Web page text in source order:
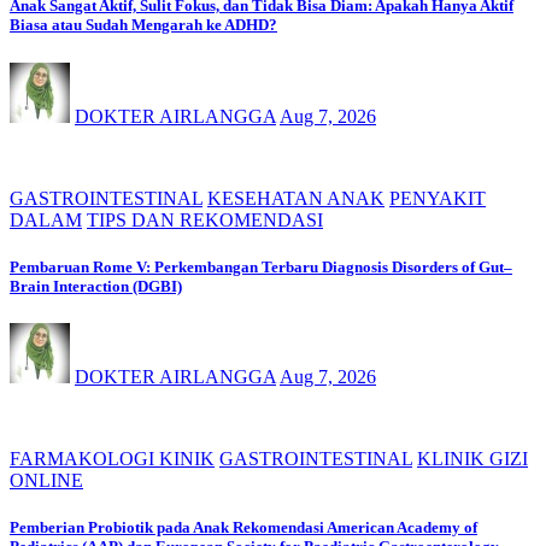
Anak Sangat Aktif, Sulit Fokus, dan Tidak Bisa Diam: Apakah Hanya Aktif
Biasa atau Sudah Mengarah ke ADHD?
DOKTER AIRLANGGA Aug 7, 2026
GASTROINTESTINAL KESEHATAN ANAK PENYAKIT
DALAM TIPS DAN REKOMENDASI
Pembaruan Rome V: Perkembangan Terbaru Diagnosis Disorders of Gut–
Brain Interaction (DGBI)
DOKTER AIRLANGGA Aug 7, 2026
FARMAKOLOGI KINIK GASTROINTESTINAL KLINIK GIZI
ONLINE
Pemberian Probiotik pada Anak Rekomendasi American Academy of